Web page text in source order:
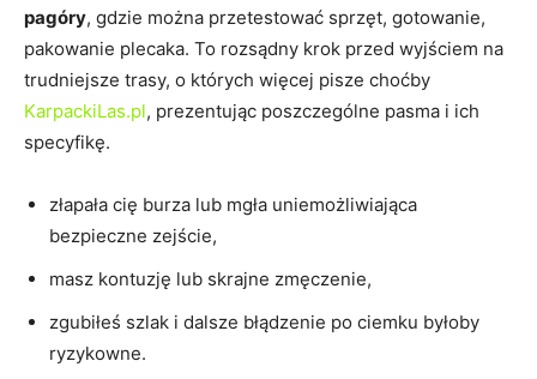
pagóry, gdzie można przetestować sprzęt, gotowanie,
pakowanie plecaka. To rozsądny krok przed wyjściem na
trudniejsze trasy, o których więcej pisze choćby
KarpackiLas.pl, prezentując poszczególne pasma i ich
specyfikę.
złapała cię burza lub mgła uniemożliwiająca
bezpieczne zejście,
masz kontuzję lub skrajne zmęczenie,
zgubiłeś szlak i dalsze błądzenie po ciemku byłoby
ryzykowne.